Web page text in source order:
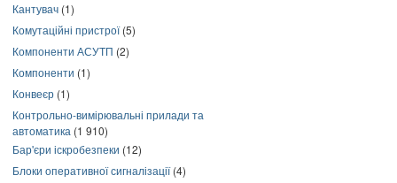
Кантувач (1)
Комутаційні пристрої(5)
Компоненти АСУТП (2)
Компоненти (1)
Конвеєр (1)
Контрольно-вимірювальні прилади та
автоматика (1 910)
Бар'єри іскробезпеки (12)
Блоки оперативної сигналізації(4)